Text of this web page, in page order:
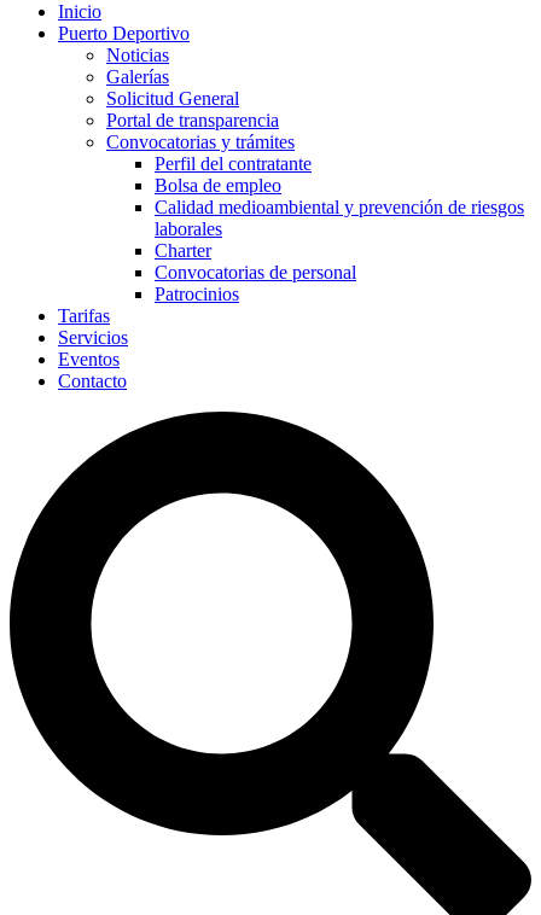
Inicio
Puerto Deportivo
Noticias
Galerías
Solicitud General
Portal de transparencia
Convocatorias y trámites
Perfil del contratante
Bolsa de empleo
Calidad medioambiental y prevención de riesgos
laborales
Charter
Convocatorias de personal
Patrocinios
Tarifas
Servicios
Eventos
Contacto